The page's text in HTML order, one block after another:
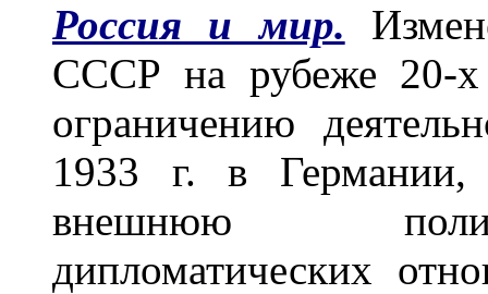
Россия и мир.
СССР на рубеже 20-
ограничению
1933 г. в Германии,
внешнюю
дипломатических